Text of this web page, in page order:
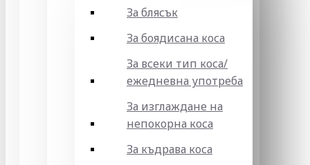
За блясък
За боядисана коса
За всеки тип коса/
ежедневна употреба
За изглаждане на
непокорна коса
За къдрава коса